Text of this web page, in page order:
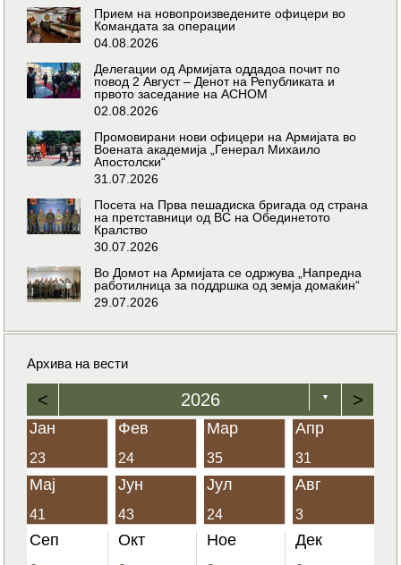
Прием на новопроизведените офицери во
Командата за операции
04.08.2026
Делегации од Армијата оддадоа почит по
повод 2 Август – Денот на Републиката и
првото заседание на АСНОМ
02.08.2026
Промовирани нови офицери на Армијата во
Воената академија „Генерал Михаило
Апостолски“
31.07.2026
Посета на Прва пешадиска бригада од страна
на претставници од ВС на Обединетото
Кралство
30.07.2026
Во Домот на Армијата се одржува „Напредна
работилница за поддршка од земја домаќин“
29.07.2026
Архива на вести
< 2026 ▼ >
Јан
23
Фев
24
Мар
35
Апр
31
Мај
41
Јун
43
Јул
24
Авг
3
Сеп Окт Ное Дек